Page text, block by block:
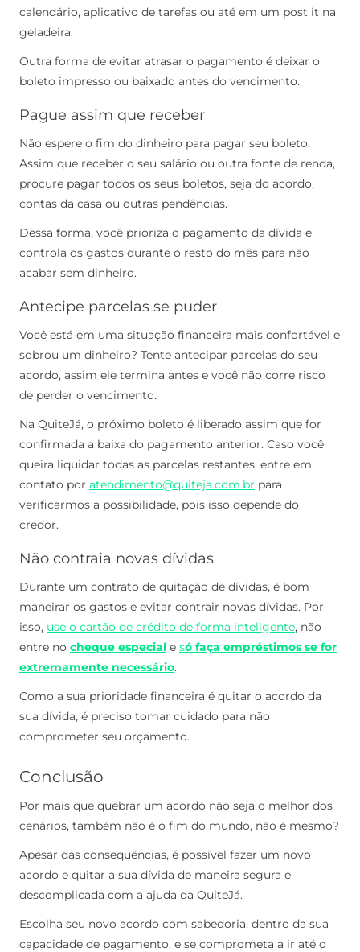
calendário, aplicativo de tarefas ou até em um post it na
geladeira.
Outra forma de evitar atrasar o pagamento é deixar o
boleto impresso ou baixado antes do vencimento.
Pague assim que receber
Não espere o fim do dinheiro para pagar seu boleto.
Assim que receber o seu salário ou outra fonte de renda,
procure pagar todos os seus boletos, seja do acordo,
contas da casa ou outras pendências.
Dessa forma, você prioriza o pagamento da dívida e
controla os gastos durante o resto do mês para não
acabar sem dinheiro.
Antecipe parcelas se puder
Você está em uma situação financeira mais confortável e
sobrou um dinheiro? Tente antecipar parcelas do seu
acordo, assim ele termina antes e você não corre risco
de perder o vencimento.
Na QuiteJá, o próximo boleto é liberado assim que for
confirmada a baixa do pagamento anterior. Caso você
queira liquidar todas as parcelas restantes, entre em
contato por atendimento@quiteja.com.br para
verificarmos a possibilidade, pois isso depende do
credor.
Não contraia novas dívidas
Durante um contrato de quitação de dívidas, é bom
maneirar os gastos e evitar contrair novas dívidas. Por
isso, use o cartão de crédito de forma inteligente, não
entre no cheque especial e só faça empréstimos se for
extremamente necessário.
Como a sua prioridade financeira é quitar o acordo da
sua dívida, é preciso tomar cuidado para não
comprometer seu orçamento.
Conclusão
Por mais que quebrar um acordo não seja o melhor dos
cenários, também não é o fim do mundo, não é mesmo?
Apesar das consequências, é possível fazer um novo
acordo e quitar a sua dívida de maneira segura e
descomplicada com a ajuda da QuiteJá.
Escolha seu novo acordo com sabedoria, dentro da sua
capacidade de pagamento, e se comprometa a ir até o